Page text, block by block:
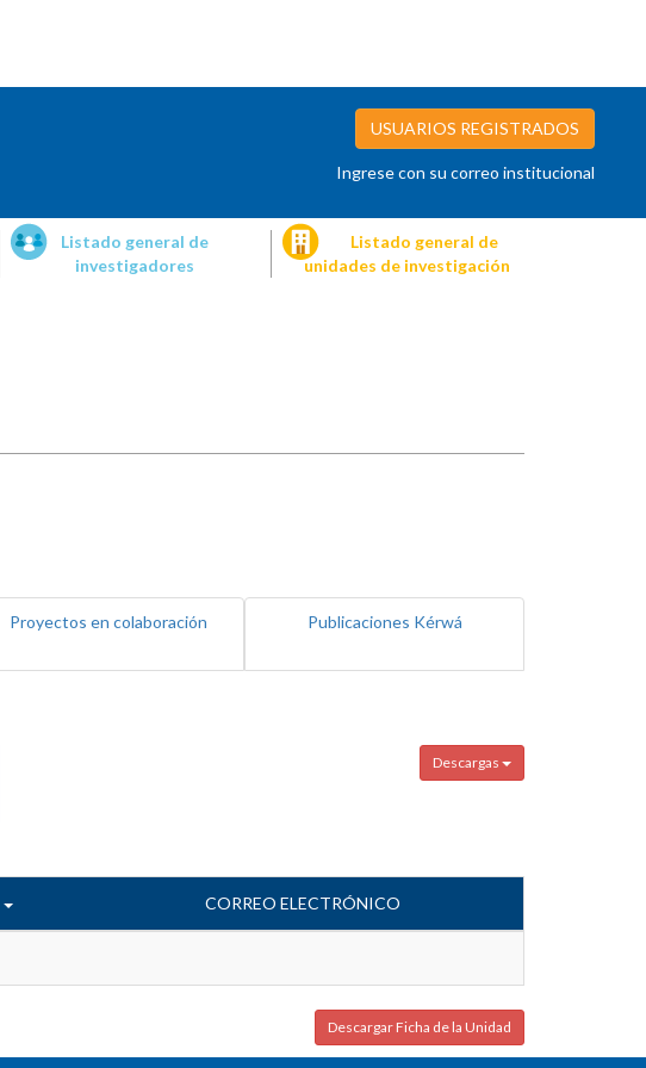
USUARIOS REGISTRADOS
Ingrese con su correo institucional
Listado general de
investigadores
Listado general de
unidades de investigación
Proyectos en colaboración Publicaciones Kérwá
Descargas
CORREO ELECTRÓNICO
Descargar Ficha de la Unidad